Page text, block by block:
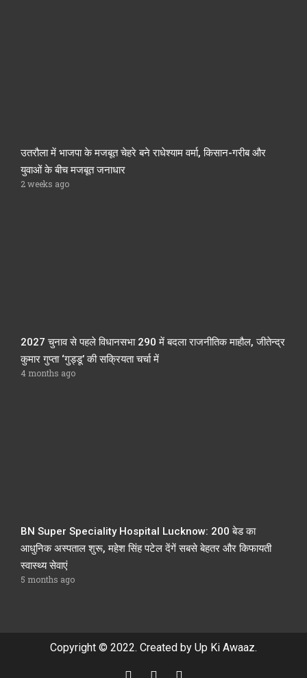
उतरौला में भाजपा के मजबूत चेहरे बने राधेश्याम वर्मा, किसान-गरीब और
युवाओं के बीच मजबूत जनाधार
2 weeks ago
2027 चुनाव से पहले विधानसभा 290 में बदला राजनीतिक माहौल, जीतेन्द्र
कुमार गुप्ता ‘गुड्डू’ की सक्रियता चर्चा में
4 months ago
BN Super Speciality Hospital Lucknow: 200 बेड का
आधुनिक अस्पताल शुरू, महेश सिंह पटेल देंगें सबसे बेहतर और किफायती
स्वास्थ्य सेवाएं
5 months ago
Copyright © 2022. Created by Up Ki Awaaz.